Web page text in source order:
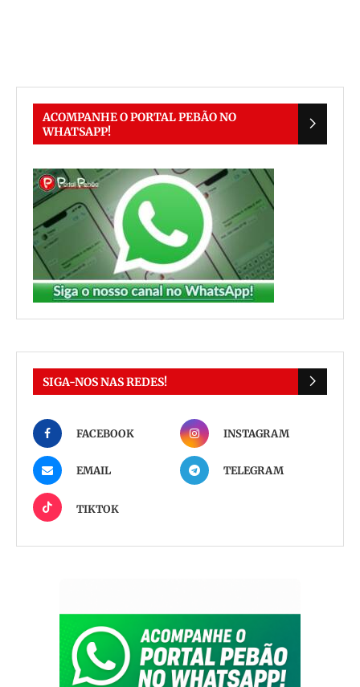
ACOMPANHE O PORTAL PEBÃO NO
WHATSAPP!
SIGA-NOS NAS REDES!
FACEBOOK INSTAGRAM
EMAIL TELEGRAM
TIKTOK